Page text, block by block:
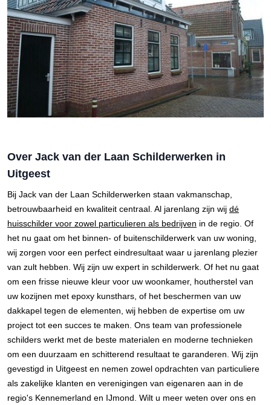
Over Jack van der Laan Schilderwerken in
Uitgeest
Bij Jack van der Laan Schilderwerken staan vakmanschap,
betrouwbaarheid en kwaliteit centraal. Al jarenlang zijn wij dé
huisschilder voor zowel particulieren als bedrijven in de regio. Of
het nu gaat om het binnen- of buitenschilderwerk van uw woning,
wij zorgen voor een perfect eindresultaat waar u jarenlang plezier
van zult hebben. Wij zijn uw expert in schilderwerk. Of het nu gaat
om een frisse nieuwe kleur voor uw woonkamer, houtherstel van
uw kozijnen met epoxy kunsthars, of het beschermen van uw
dakkapel tegen de elementen, wij hebben de expertise om uw
project tot een succes te maken. Ons team van professionele
schilders werkt met de beste materialen en moderne technieken
om een duurzaam en schitterend resultaat te garanderen. Wij zijn
gevestigd in Uitgeest en nemen zowel opdrachten van particuliere
als zakelijke klanten en verenigingen van eigenaren aan in de
regio's Kennemerland en IJmond. Wilt u meer weten over ons en